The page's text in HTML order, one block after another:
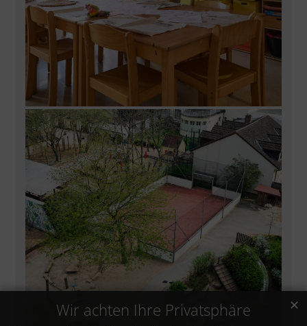
Wir achten Ihre Privatsphäre ✕